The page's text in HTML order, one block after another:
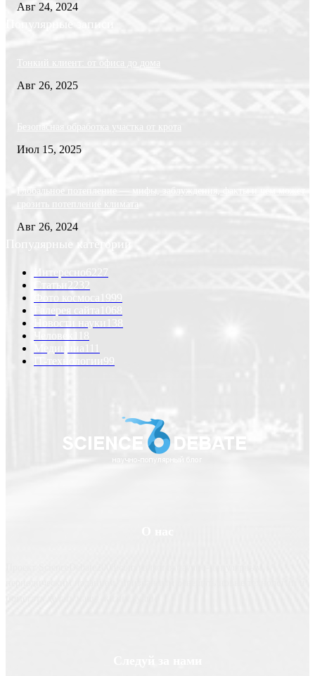
Авг 24, 2024
Популярные записи
Тонкий клиент: от офиса до дома
Авг 26, 2025
Безопасная обработка участка от крота
Июл 15, 2025
Глобальное потепление — мифы, заблуждения, факты и чем может
грозить потепление климата
Авг 26, 2024
Популярные категории
Интересно6227
Статьи
2232
Фото космоса
1999
Галерея сайта 1068
Новости науки
138
Человек
118
Медицина
IT-технологии99